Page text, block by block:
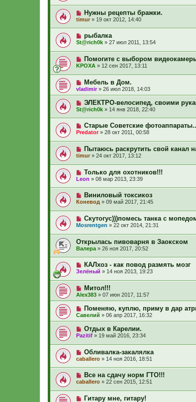
Нужны рецепты бражки.
timur » 19 окт 2012, 14:40
рыбалка
St@rich0k » 27 июл 2011, 13:54
Помогите с выбором
KPOXA » 12 сен 2017, 13:11
Мебель в Дом.
vladimir» 26 июл 2018, 14:03
ЭЛЕКТРО-велосипед, своими
St@rich0k » 14 янв 2018, 22:40
Старые Советские
Predator» 28 окт 2011, 00:58
Пытаюсь раскрутить свой канал
timur » 24 окт 2017, 13:12
Только для охотников!!!
Leon » 08 мар 2013, 23:39
Виниловый токсикоз
Коневод » 09 май 2017, 21:45
Скутогус)))помесь танка с
Mosrentgen » 22 окт 2014, 21:31
Открылась пивоварня в Заокском
Валера » 26 ноя 2017, 20:52
КАЛхоз - как повод размять мозг
Зелёный » 14 ноя 2013, 19:23
Митол!!!
Alex383 » 07 июн 2017, 11:57
Поменяю, куплю, приму в дар
Савелий » 06 апр 2017, 16:32
Отдых в Карелии.
Pazitif » 19 май 2016, 23:34
Обливалка-закалялка
caballero » 14 ноя 2016, 18:51
Все на сдачу норм ГТО!!!
caballero » 22 сен 2015, 12:51
Гитару мне, гитару!